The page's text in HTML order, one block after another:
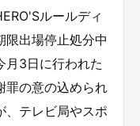
ルールディ
限出場停止処分中
月3日に行われた
罪の意の込められ
、テレビ局やスポ